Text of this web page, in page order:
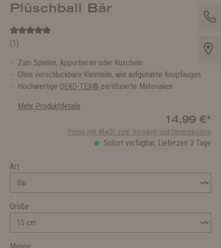
Plüschball Bär
(1)
Zum Spielen, Apportieren oder Kuscheln
Ohne verschluckbare Kleinteile, wie aufgenähte Knopfaugen
Hochwertige OEKO-TEX® zertifizierte Materialien
Mehr Produktdetails
14,99 €*
Preise inkl. MwSt. zzgl. Versand- und Servicekosten
Sofort verfügbar, Lieferzeit 3 Tage
Art
Größe